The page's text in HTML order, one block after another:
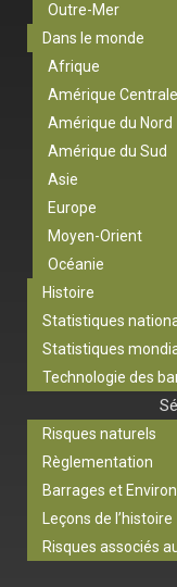
Outre-Mer
Dans le monde
Afrique
Amérique Centrale
Amérique du Nord
Amérique du Sud
Asie
Europe
Moyen-Orient
Océanie
Histoire
Statistiques
Statistiques
Technologie des
Risques naturels
Règlementation
Barrages et
Leçons de l’histoire
Risques associés